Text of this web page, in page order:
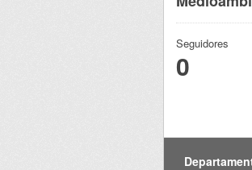
Seguidores
0